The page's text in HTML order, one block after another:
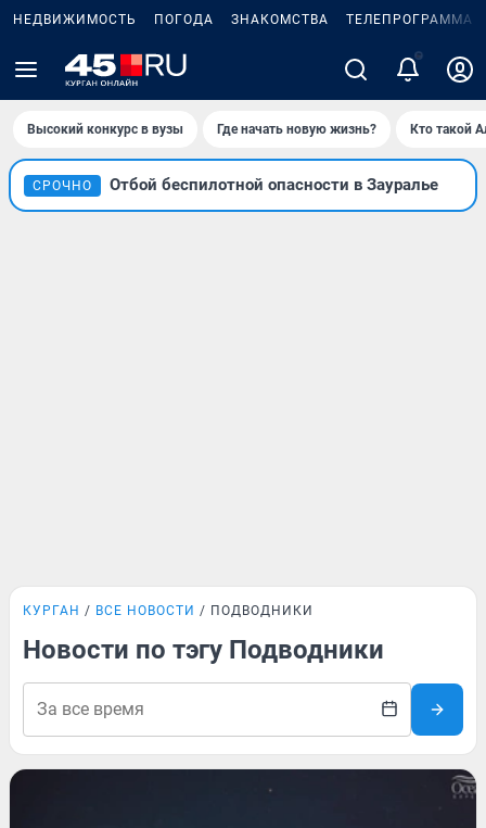
НЕДВИЖИМОСТЬ ПОГОДА ЗНАКОМСТВА ТЕЛЕПРОГРАММА
Высокий конкурс в вузы Где начать новую жизнь? Кто такой
СРОЧНО Отбой беспилотной опасности в Зауралье
КУРГАН ВСЕ НОВОСТИ ПОДВОДНИКИ
Новости по тэгу Подводники